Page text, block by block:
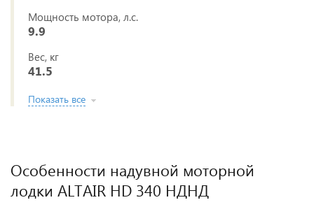
Мощность мотора, л.с.
9.9
Вес, кг
41.5
Показать все
Особенности надувной моторной
лодки ALTAIR HD 340 НДНД